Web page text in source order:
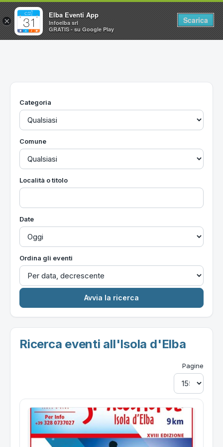
Home
Utilità
Categoria
Comune
Località o titolo
Date
Ordina gli eventi
Ricerca eventi all'Isola d'Elba
Pagine
×
Elba Eventi App
Infoelba srl
GRATIS - su Google Play
Scarica